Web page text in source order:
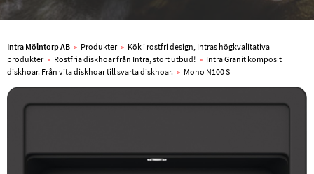
Sök:
Intra Mölntorp AB » Produkter » Kök i rostfri design, Intras högkvalitativa
produkter » Rostfria diskhoar från Intra, stort utbud! » Intra Granit komposit
diskhoar. Från vita diskhoar till svarta diskhoar. » Mono N100 S